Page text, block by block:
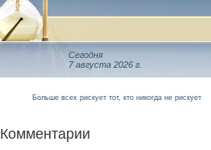
Сегодня
7 августа 2026 г.
Больше всех рискует тот, кто никогда не рискует
Комментарии